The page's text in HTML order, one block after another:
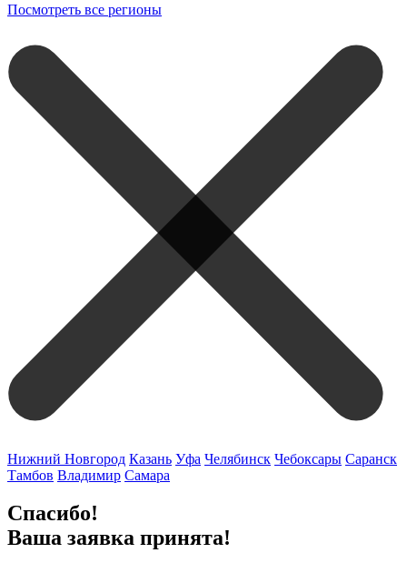
Посмотреть все регионы
Нижний Новгород Казань Уфа Челябинск Чебоксары Саранск
Тамбов Владимир Самара
Спасибо!
Ваша заявка принята!